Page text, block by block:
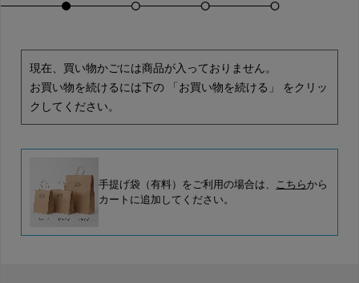
現在、買い物かごには商品が入っておりません。
お買い物を続けるには下の 「お買い物を続ける」 をクリッ
クしてください。
手提げ袋（有料）をご利用の場合は、 こちらから
カートに追加してください。